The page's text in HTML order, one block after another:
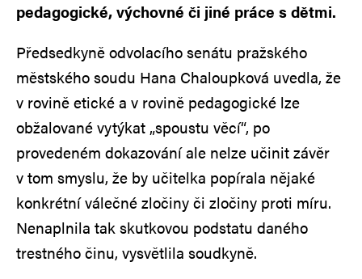
pedagogické, výchovné či jiné práce s dětmi.
Předsedkyně odvolacího senátu pražského
městského soudu Hana Chaloupková uvedla, že
v rovině etické a v rovině pedagogické lze
obžalované vytýkat „spoustu věcí“, po
provedeném dokazování ale nelze učinit závěr
v tom smyslu, že by učitelka popírala nějaké
konkrétní válečné zločiny či zločiny proti míru.
Nenaplnila tak skutkovou podstatu daného
trestného činu, vysvětlila soudkyně.